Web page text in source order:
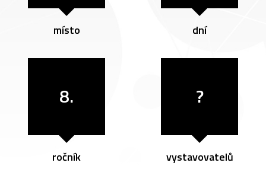
místo dní
8.
ročník
?
vystavovatelů